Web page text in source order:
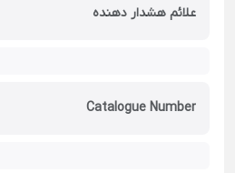
علائم هشدار دهنده
Catalogue Number